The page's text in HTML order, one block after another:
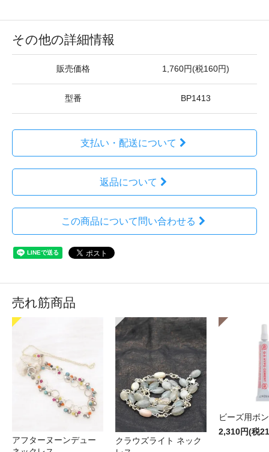
その他の詳細情報
販売価格 1,760円(税160円)
型番 BP1413
支払い・配送について
返品について
この商品について問い合わせる
売れ筋商品
アフターヌーンデュー
クラウズライト ネック
ビーズ用ボ
2,310円(税